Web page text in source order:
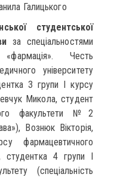
Галицького
студентської
за спеціальностями
Честь
університету
3 групи І курсу
Микола, студент
факультети №2
Вознюк Вікторія,
фармацевтичного
студентка 4 групи І
(спеціальність